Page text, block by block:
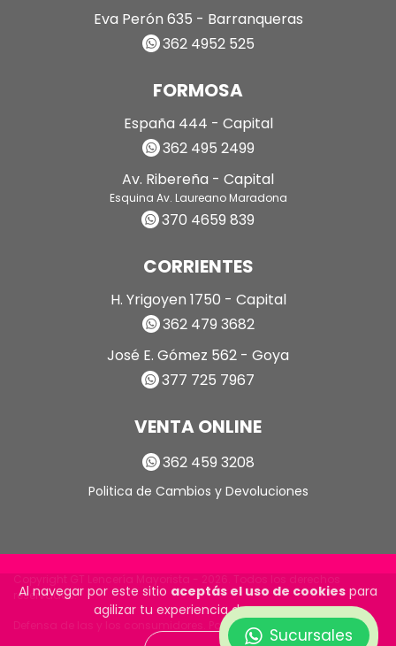
Al navegar por este sitio aceptás el uso de cookies para
agilizar tu experiencia de compra.
Sucursales
Eva Perón 635 - Barranqueras
362 4952 525
FORMOSA
España 444 - Capital
362 495 2499
Av. Ribereña - Capital
Esquina Av. Laureano Maradona
370 4659 839
CORRIENTES
H. Yrigoyen 1750 - Capital
362 479 3682
José E. Gómez 562 - Goya
377 725 7967
VENTA ONLINE
362 459 3208
Politica de Cambios y Devoluciones
Copyright GT Lencería Mayorista - 2026. Todos los derechos
reservados.
Defensa de las y los consumidores. Para reclamos
ingrese aquí